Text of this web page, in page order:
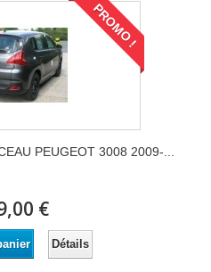
PROMO !
PEUGEOT 3008 2009-...
€
Détails